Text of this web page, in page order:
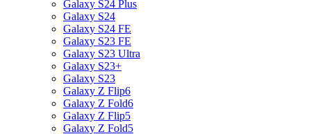
Galaxy S24 Plus
Galaxy S24
Galaxy S24 FE
Galaxy S23 FE
Galaxy S23 Ultra
Galaxy S23+
Galaxy S23
Galaxy Z Flip6
Galaxy Z Fold6
Galaxy Z Flip5
Galaxy Z Fold5